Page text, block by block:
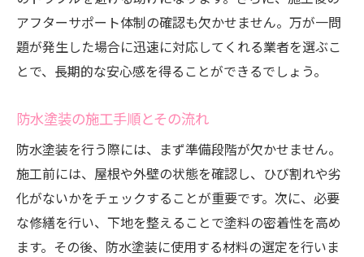
アフターサポート体制の確認も欠かせません。万が一問
題が発生した場合に迅速に対応してくれる業者を選ぶこ
とで、長期的な安心感を得ることができるでしょう。
防水塗装の施工手順とその流れ
防水塗装を行う際には、まず準備段階が欠かせません。
施工前には、屋根や外壁の状態を確認し、ひび割れや劣
化がないかをチェックすることが重要です。次に、必要
な修繕を行い、下地を整えることで塗料の密着性を高め
ます。その後、防水塗装に使用する材料の選定を行いま